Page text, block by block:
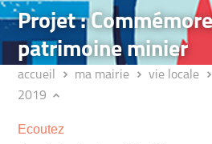
Projet : Commémorer le
patrimoine minier
accueil ma mairie vie locale
2019
Ecoutez